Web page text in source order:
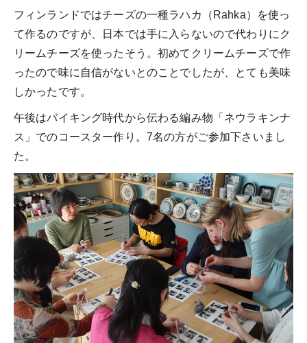
フィンランドではチーズの一種ラハカ（Rahka）を使っ
て作るのですが、日本では手に入らないので代わりにク
リームチーズを使ったそう。初めてクリームチーズで作
ったので味に自信がないとのことでしたが、とても美味
しかったです。
午後はバイキング時代から伝わる編み物「ネウラキンナ
ス」でのコースター作り。7名の方がご参加下さいまし
た。